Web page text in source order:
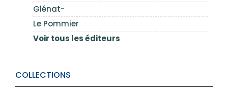
Glénat-
Le Pommier
Voir tous les éditeurs
COLLECTIONS